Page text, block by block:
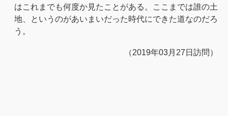
はこれまでも何度か見たことがある。ここまでは誰の土
地、というのがあいまいだった時代にできた道なのだろ
う。
（2019年03月27日訪問）